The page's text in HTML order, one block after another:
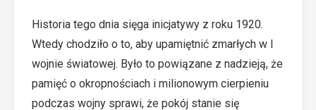
Historia tego dnia sięga inicjatywy z roku 1920.
Wtedy chodziło o to, aby upamiętnić zmarłych w I
wojnie światowej. Było to powiązane z nadzieją, że
pamięć o okropnościach i milionowym cierpieniu
podczas wojny sprawi, że pokój stanie się